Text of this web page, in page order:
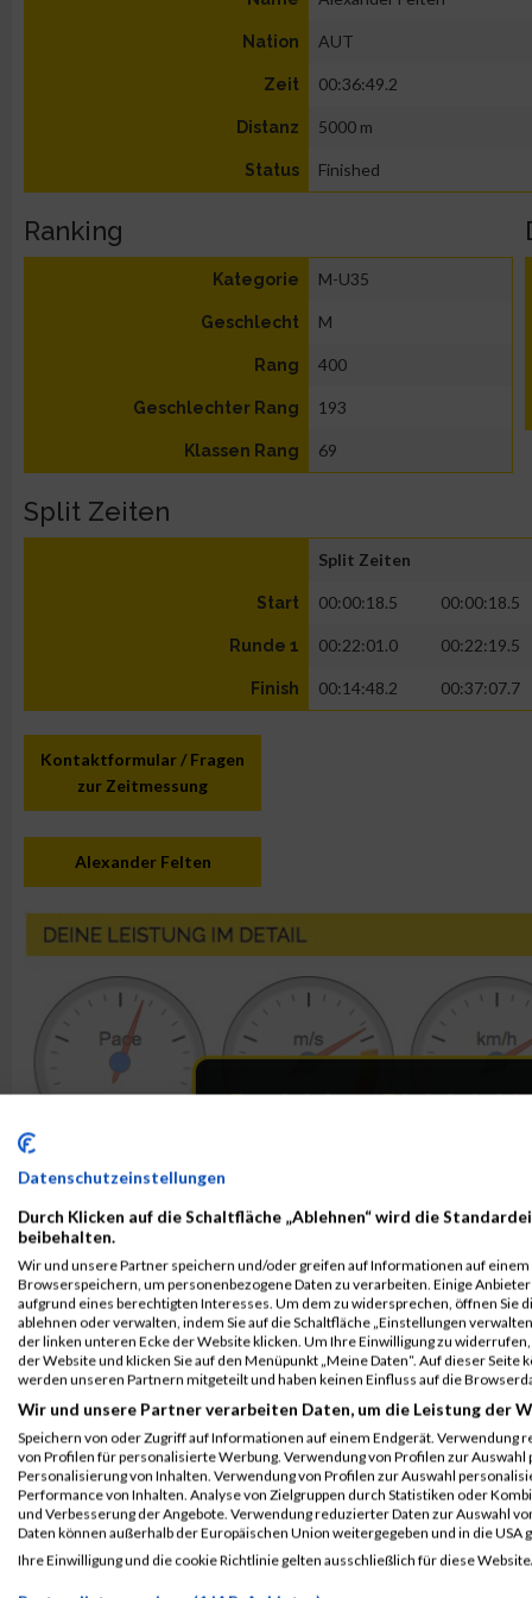
Nation AUT
Zeit 00:36:49.2
Distanz 5000 m
Status Finished
Ranking
Kategorie M-U35
Geschlecht M
Rang 400
Geschlechter Rang 193
Klassen Rang 69
Split Zeiten
Split Zeiten
Start 00:00:18.5 00:00:18.5
Runde 1 00:22:01.0 00:22:19.5
Finish 00:14:48.2 00:37:07.7
Kontaktformular / Fragen
zur Zeitmessung
Alexander Felten
ALBUM GLOBAL 2000 FAIRNESS RUN PRESENTED
Datenschutzeinstellungen
Durch Klicken auf die Schaltfläche „Ablehnen“ wird die
beibehalten.
Wir und unsere Partner speichern und/oder greifen auf Informationen auf einem
Browserspeichern, um personenbezogene Daten zu verarbeiten. Einige
aufgrund eines berechtigten Interesses. Um dem zu widersprechen, öffnen Sie
ablehnen oder verwalten, indem Sie auf die Schaltfläche „Einstellungen
der linken unteren Ecke der Website klicken. Um Ihre Einwilligung zu
der Website und klicken Sie auf den Menüpunkt „Meine Daten“. Auf dieser
werden unseren Partnern mitgeteilt und haben keinen Einfluss auf die
Wir und unsere Partner verarbeiten Daten, um die Leistung der
Speichern von oder Zugriff auf Informationen auf einem Endgerät. Verwendung
von Profilen für personalisierte Werbung. Verwendung von Profilen zur
Personalisierung von Inhalten. Verwendung von Profilen zur Auswahl
Performance von Inhalten. Analyse von Zielgruppen durch Statistiken oder
und Verbesserung der Angebote. Verwendung reduzierter Daten zur Auswahl
Daten können außerhalb der Europäischen Union weitergegeben und in die USA
Ihre Einwilligung und die cookie Richtlinie gelten ausschließlich für diese